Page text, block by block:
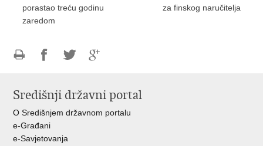
porastao treću godinu
zaredom
za finskog naručitelja
FacebookuTwitteruGoogle
Središnji državni portal
O Središnjem državnom portalu
e-Građani
e-Savjetovanja